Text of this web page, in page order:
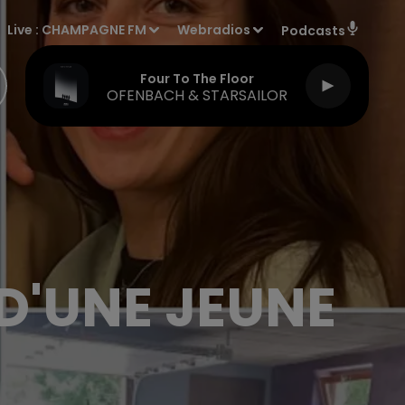
Live : CHAMPAGNE FM Webradios Podcasts
Four To The Floor
OFENBACH & STARSAILOR
JEUNE